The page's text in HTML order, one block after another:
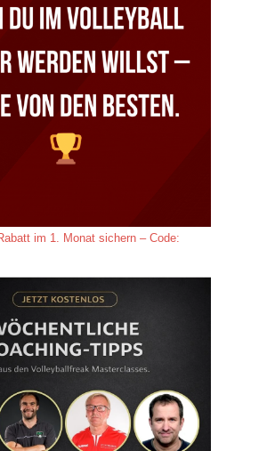
im 1. Monat sichern – Code: